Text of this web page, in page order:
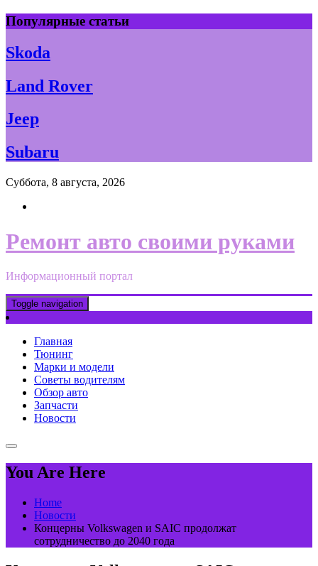
Skip
to
content
Популярные статьи
Skoda
Land Rover
Jeep
Subaru
Суббота, 8 августа, 2026
Ремонт авто своими руками
Информационный портал
Toggle navigation
Главная
Тюнинг
Марки и модели
Советы водителям
Обзор авто
Запчасти
Новости
You Are Here
Home
Новости
Концерны Volkswagen и SAIC продолжат
сотрудничество до 2040 года